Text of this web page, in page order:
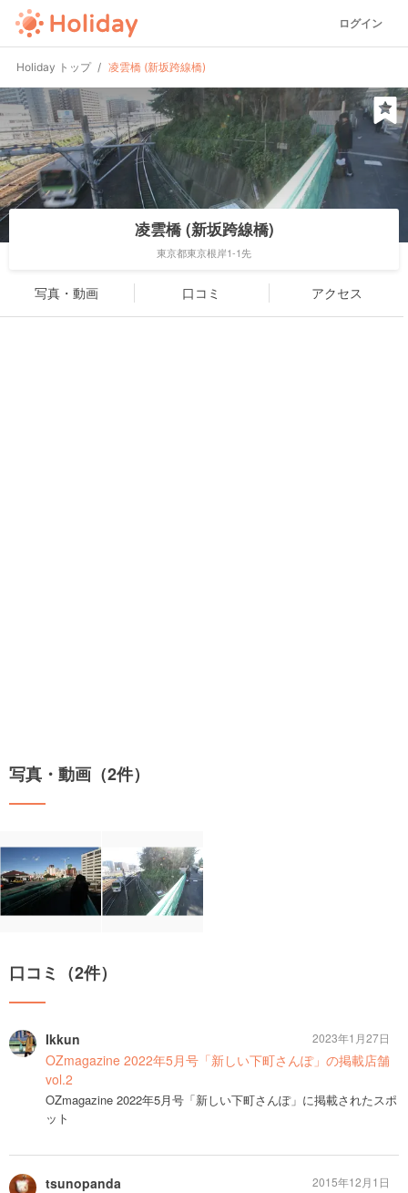
ログイン
Holiday トップ 凌雲橋 (新坂跨線橋)
凌雲橋 (新坂跨線橋)
東京都東京根岸1-1先
写真・動画 口コミ アクセス
写真・動画（2件）
口コミ（2件）
Ikkun
OZmagazine 2022年5月号「新しい下町さんぽ」の掲載店舗
vol.2
OZmagazine 2022年5月号「新しい下町さんぽ」に掲載されたスポ
ット
2023年1月27日
tsunopanda
2015年12月1日